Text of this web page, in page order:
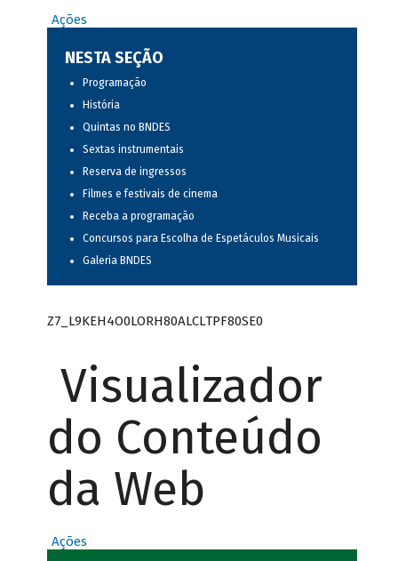
Ações
NESTA SEÇÃO
Programação
História
Quintas no BNDES
Sextas instrumentais
Reserva de ingressos
Filmes e festivais de cinema
Receba a programação
Concursos para Escolha de Espetáculos Musicais
Galeria BNDES
Z7_L9KEH4O0LORH80ALCLTPF80SE0
Visualizador
do Conteúdo
da Web
Ações